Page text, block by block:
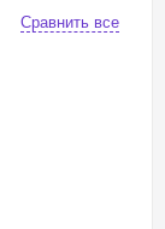
Сравнить все